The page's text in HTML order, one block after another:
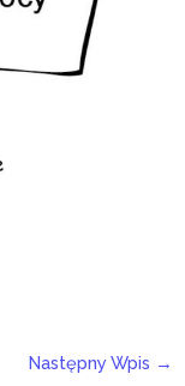
Następny Wpis →